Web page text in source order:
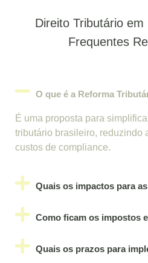
Direito Tributário
Frequentes
O que é a Reforma
É uma proposta para
tributário brasileiro, reduzindo
custos de compliance.
Quais os impactos para
Como ficam os impostos
Quais os prazos para